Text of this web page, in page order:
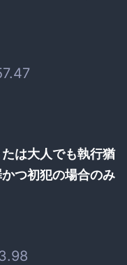
は大人でも執行猶
つ初犯の場合のみ